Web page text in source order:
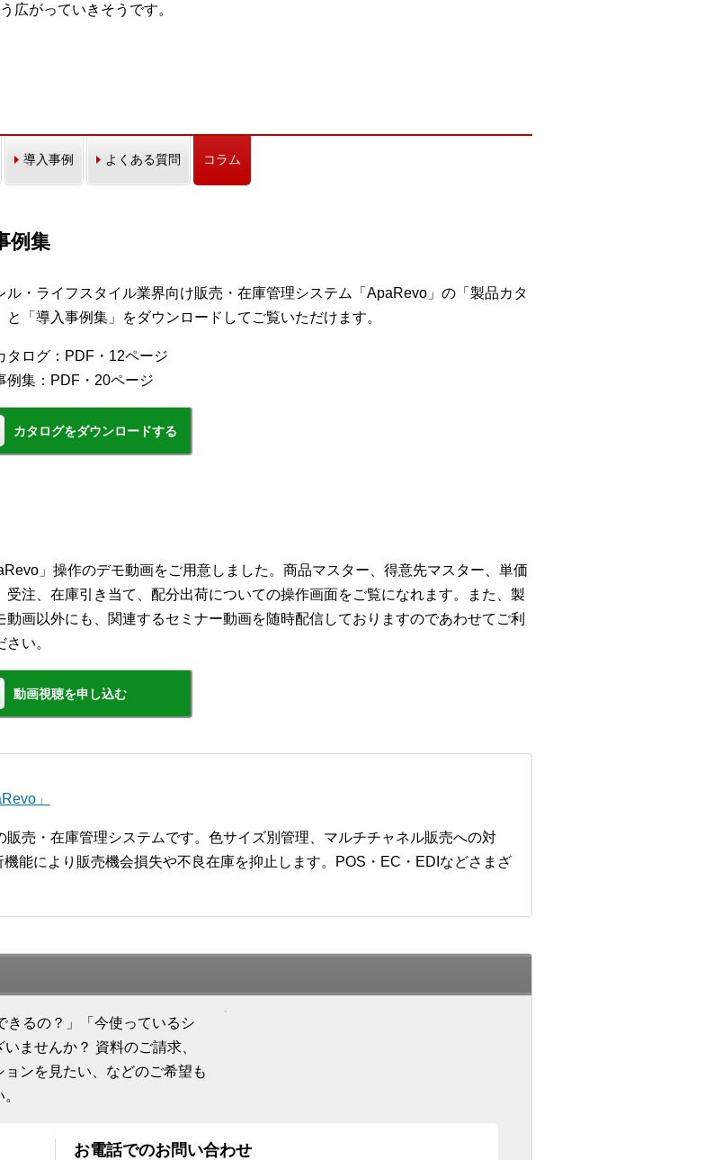
広がっていきそうです。
導入事例 よくある質問 コラム
例集
ル・ライフスタイル業界向け販売・在庫管理システム「ApaRevo」の「製品カタ
と「導入事例集」をダウンロードしてご覧いただけます。
タログ：PDF・12ページ
例集：PDF・20ページ
カタログをダウンロードする
」操作のデモ動画をご用意しました。商品マスター、得意先マスター、単価
受注、在庫引き当て、配分出荷についての操作画面をご覧になれます。また、製
動画以外にも、関連するセミナー動画を随時配信しておりますのであわせてご利
さい。
動画視聴を申し込む
」
販売・在庫管理システムです。色サイズ別管理、マルチチャネル販売への対
能により販売機会損失や不良在庫を抑止します。POS・EC・EDIなどさまざ
きるの？」「今使っているシ
ませんか？ 資料のご請求、
ンを見たい、などのご希望も
お電話でのお問い合わせ